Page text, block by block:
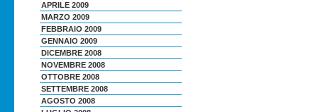
APRILE 2009
MARZO 2009
FEBBRAIO 2009
GENNAIO 2009
DICEMBRE 2008
NOVEMBRE 2008
OTTOBRE 2008
SETTEMBRE 2008
AGOSTO 2008